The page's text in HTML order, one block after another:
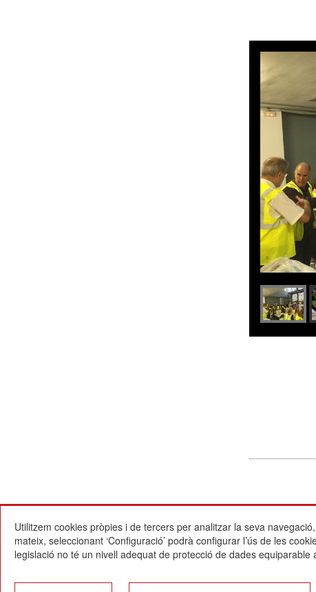
Utilitzem cookies pròpies i de tercers per analitzar la seva
mateix, seleccionant ‘Configuració’ podrà configurar l’ús de les
legislació no té un nivell adequat de protecció de dades